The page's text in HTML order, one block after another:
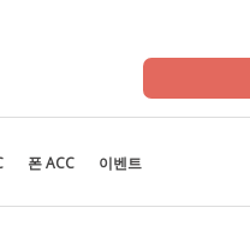
폰 ACC 이벤트